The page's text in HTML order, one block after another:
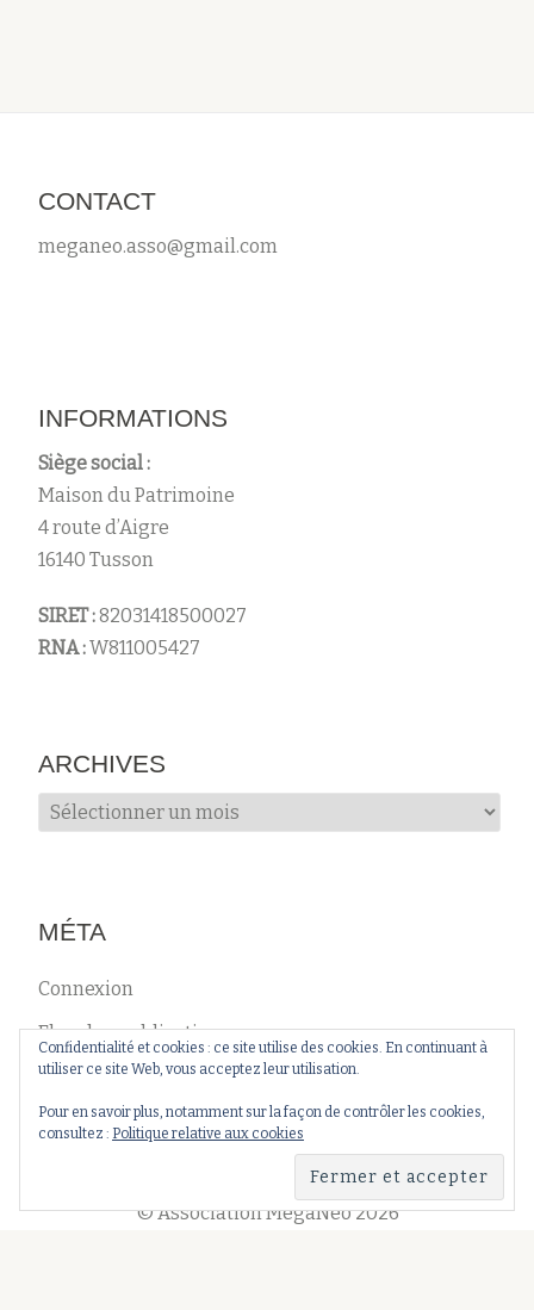
CONTACT
meganeo.asso@gmail.com
INFORMATIONS
Siège social :
Maison du Patrimoine
4 route d’Aigre
16140 Tusson
SIRET :82031418500027
RNA :W811005427
ARCHIVES
Archives
MÉTA
Connexion
Flux des publications
Flux des commentaires
Site de WordPress-FR
© Association MégaNéo 2026
Confidentialité et cookies : ce site utilise des cookies. En continuant à
utiliser ce site Web, vous acceptez leur utilisation.
Pour en savoir plus, notamment sur la façon de contrôler les cookies,
consultez : Politique relative aux cookies